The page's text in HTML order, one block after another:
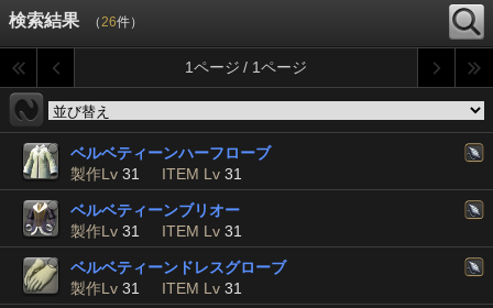
検索結果 （26件）
1ページ / 1ページ
ベルベティーンハーフローブ
製作Lv 31 ITEM Lv 31
ベルベティーンブリオー
製作Lv 31 ITEM Lv 31
ベルベティーンドレスグローブ
製作Lv 31 ITEM Lv 31